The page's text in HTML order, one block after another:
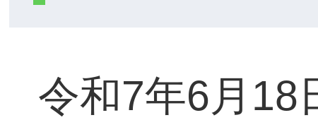
令和7年6月18